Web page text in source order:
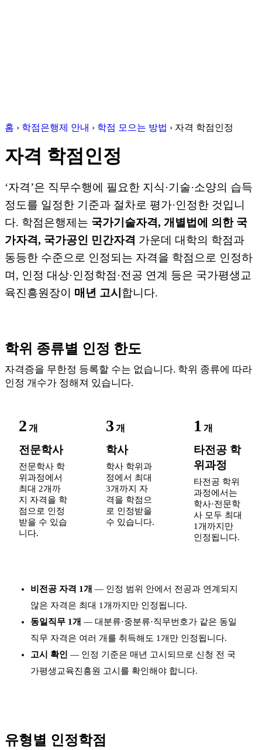
홈 › 학점은행제 안내 › 학점 모으는 방법 › 자격 학점인정
자격 학점인정
‘자격’은 직무수행에 필요한 지식·기술·소양의 습득
정도를 일정한 기준과 절차로 평가·인정한 것입니
다. 학점은행제는 국가기술자격, 개별법에 의한 국
가자격, 국가공인 민간자격 가운데 대학의 학점과
동등한 수준으로 인정되는 자격을 학점으로 인정하
며, 인정 대상·인정학점·전공 연계 등은 국가평생교
육진흥원장이 매년 고시 합니다.
학위 종류별 인정 한도
자격증을 무한정 등록할 수는 없습니다. 학위 종류에 따라
인정 개수가 정해져 있습니다.
2 개
전문학사
전문학사 학
위과정에서
최대 2개까
지 자격을 학
점으로 인정
받을 수 있습
니다.
3 개
학사
학사 학위과
정에서 최대
3개까지 자
격을 학점으
로 인정받을
수 있습니다.
1 개
타전공 학
위과정
타전공 학위
과정에서는
학사·전문학
사 모두 최대
1개까지만
인정됩니다.
비전공 자격 1개 — 인정 범위 안에서 전공과 연계되지
않은 자격은 최대 1개까지만 인정됩니다.
동일직무 1개 — 대분류·중분류·직무번호가 같은 동일
직무 자격은 여러 개를 취득해도 1개만 인정됩니다.
고시 확인 — 인정 기준은 매년 고시되므로 신청 전 국
가평생교육진흥원 고시를 확인해야 합니다.
유형별 인정학점